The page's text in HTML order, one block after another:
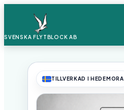
SVENSKA FLYTBLOCK AB
TILLVERKAD I HEDEMORA